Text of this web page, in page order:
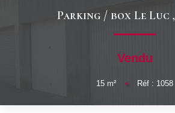
FAIRE GÉRER
Parking / box Le Luc ,
Vendu
15 m² • Réf : 1058